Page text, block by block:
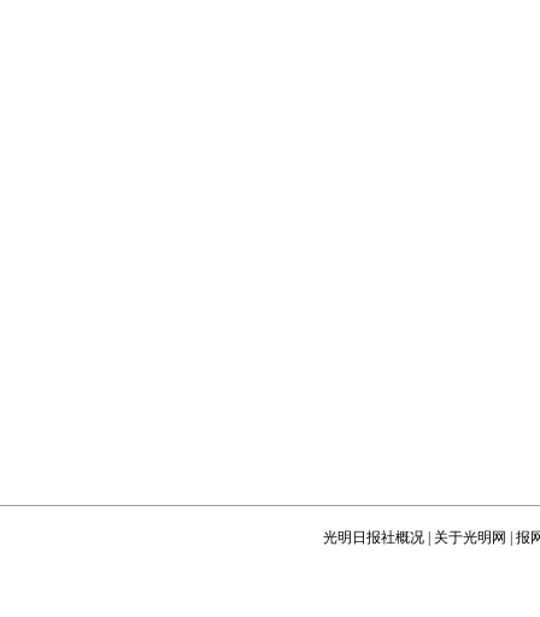
光明日报社概况 关于光明网 报